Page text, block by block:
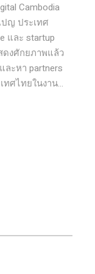
Cambodia
ปญ ประเทศ
และ startup
ดงศักยภาพแล้ว
ละหา partners
ศไทยในงาน...